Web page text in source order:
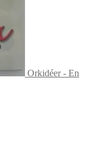
Orkidéer - En